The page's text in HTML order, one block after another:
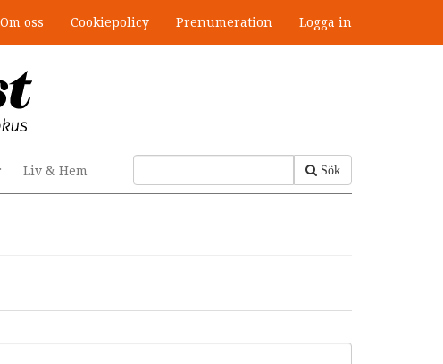
Om oss Cookiepolicy Prenumeration Logga in
Sök
Liv & Hem